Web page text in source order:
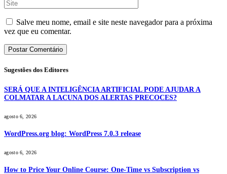
Salve meu nome, email e site neste navegador para a próxima
vez que eu comentar.
Sugestões dos Editores
SERÁ QUE A INTELIGÊNCIA ARTIFICIAL PODE AJUDAR A
COLMATAR A LACUNA DOS ALERTAS PRECOCES?
agosto 6, 2026
WordPress.org blog: WordPress 7.0.3 release
agosto 6, 2026
How to Price Your Online Course: One-Time vs Subscription vs